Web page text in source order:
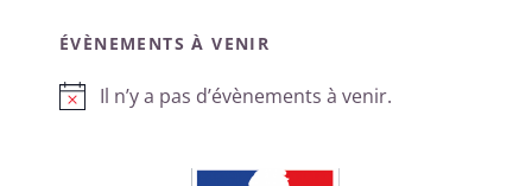
ÉVÈNEMENTS À VENIR
Notice
Il n’y a pas d’évènements à venir.